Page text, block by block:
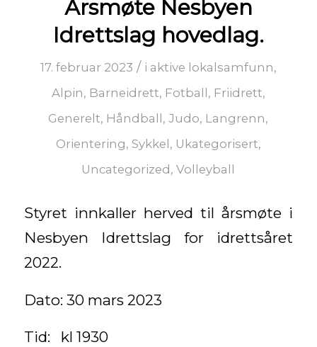
Årsmøte Nesbyen
Idrettslag hovedlag.
17. februar 2023 / i aktive lokalsamfunn,
Alpin, Barneidrett, Fotball , Friidrett,
Generelt, Håndball ,Judo, Langrenn,
Orientering, Sykkel , Ukategorisert,
Uncategorized ,Volleyball
Styret innkaller herved til årsmøte i
Nesbyen Idrettslag for idrettsåret
2022.
Dato: 30 mars 2023
Tid: kl 1930